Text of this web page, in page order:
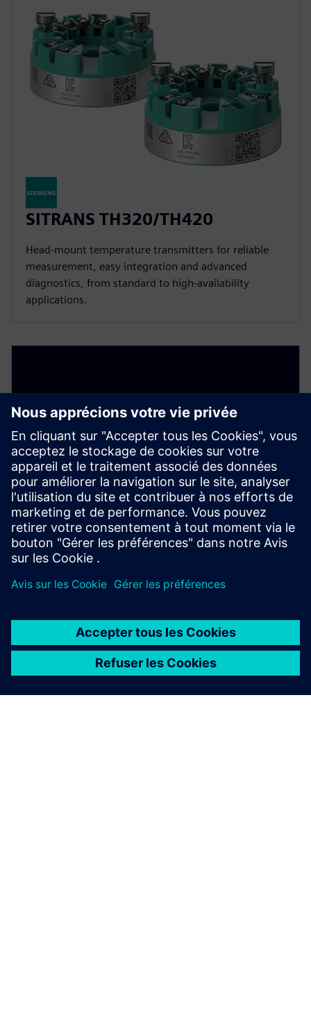
SITRANS TH320/TH420
Head-mount temperature transmitters for reliable
measurement, easy integration and advanced
diagnostics, from standard to high-availability
applications.
SITRANS LH300
dependable liquid level measurement in open tanks,
channels, dams, wells and other demanding